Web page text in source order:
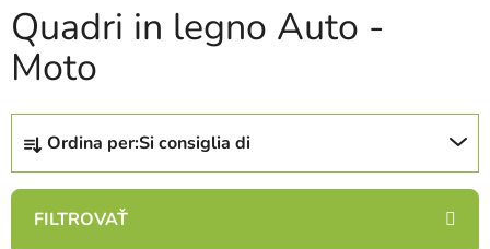
Quadri in legno Auto -
Moto
O
d
n
Ordina per:Si consiglia di